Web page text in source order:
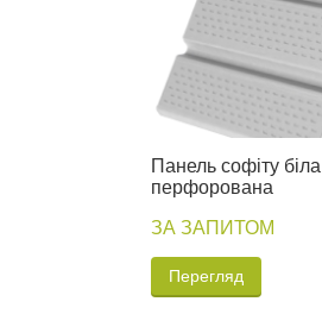
Панель софіту біла
перфорована
ЗА ЗАПИТОМ
Перегляд